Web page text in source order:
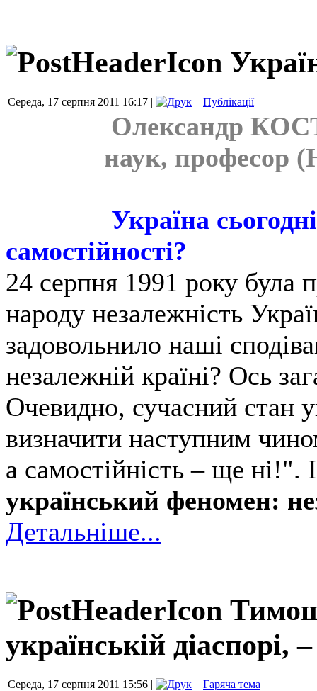
Середа, 17 серпня 2011 16:17 | Публікації
Олександр
наук,
Україна
самостійності?
24 серпня 1991 року була
народу незалежність
задовольнило наші
незалежній країні? Ось
Очевидно, сучасний стан
визначити наступним
а самостійність – ще
український феномен:
Детальніше...
українській діаспорі,
Середа, 17 серпня 2011 15:56 | Гаряча тема